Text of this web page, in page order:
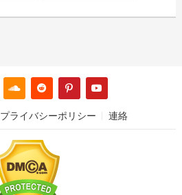
プライバシーポリシー 連絡